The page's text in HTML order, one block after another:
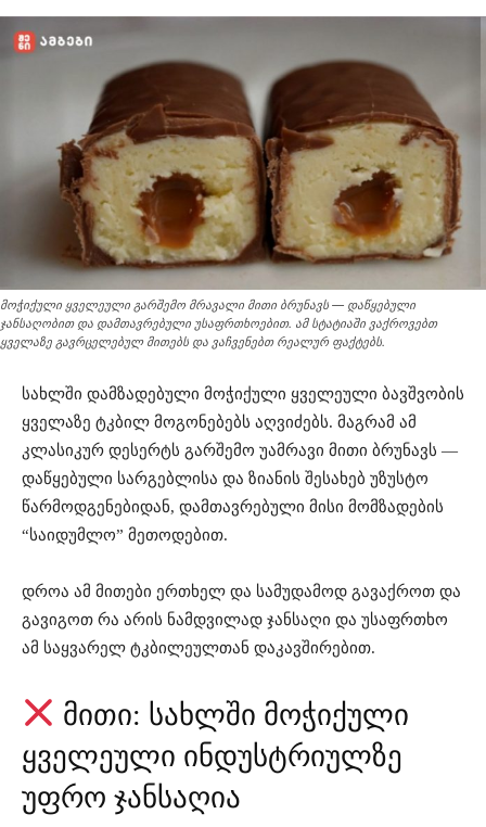
მოჭიქული ყველეული გარშემო მრავალი მითი ბრუნავს — დაწყებული
ჯანსაღობით და დამთავრებული უსაფრთხოებით. ამ სტატიაში ვაქროვებთ
ყველაზე გავრცელებულ მითებს და ვაჩვენებთ რეალურ ფაქტებს.
სახლში დამზადებული მოჭიქული ყველეული ბავშვობის
ყველაზე ტკბილ მოგონებებს აღვიძებს. მაგრამ ამ
კლასიკურ დესერტს გარშემო უამრავი მითი ბრუნავს —
დაწყებული სარგებლისა და ზიანის შესახებ უზუსტო
წარმოდგენებიდან, დამთავრებული მისი მომზადების
“საიდუმლო” მეთოდებით.
დროა ამ მითები ერთხელ და სამუდამოდ გავაქროთ და
გავიგოთ რა არის ნამდვილად ჯანსაღი და უსაფრთხო
ამ საყვარელ ტკბილეულთან დაკავშირებით.
მითი: სახლში მოჭიქული
ყველეული ინდუსტრიულზე
უფრო ჯანსაღია